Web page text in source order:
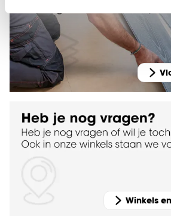
Klik op ‘Ja, alles toestaan’ om
van alle cookies, of klik op
noodzakelijke cookies te
voor kiezen om bepaalde
accepteren door op ‘Cookies
klikken.
Goed om te weten is dat je deze
kan aanpassen, bekijk hiervoor
cookieverklaring
Winkels